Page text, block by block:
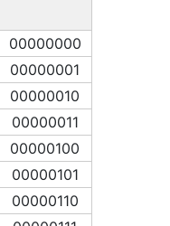
00000000
00000001
00000010
00000011
00000100
00000101
00000110